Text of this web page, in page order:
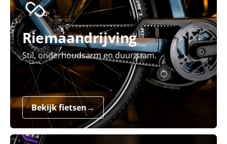
Riemaandrijving
Stil, onderhoudsarm en duurzaam.
Bekijk fietsen→